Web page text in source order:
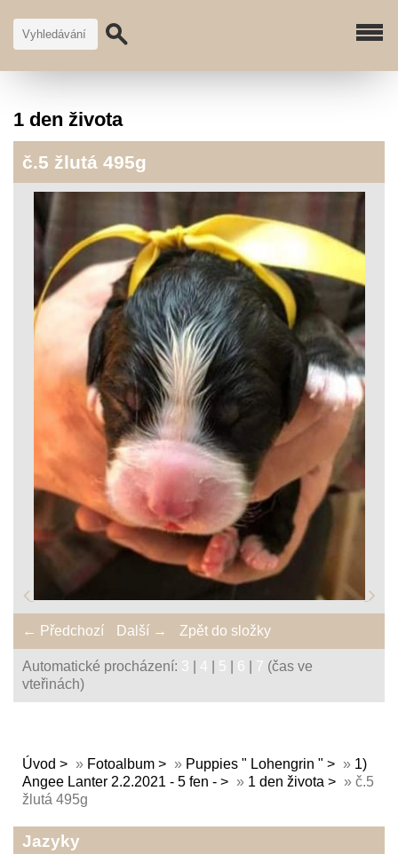
1 den života
č.5 žlutá 495g
← Předchozí Další → Zpět do složky
Automatické procházení: 3 4 5 6 7 (čas ve
vteřinách)
Úvod » Fotoalbum » Puppies " Lohengrin " » 1)
Angee Lanter 2.2.2021 - 5 fen -
» 1 den života » č.5
žlutá 495g
Jazyky